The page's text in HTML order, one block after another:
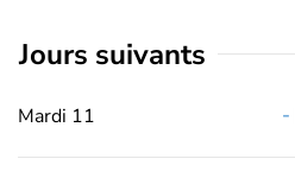
jours suivants
Mardi 11 -